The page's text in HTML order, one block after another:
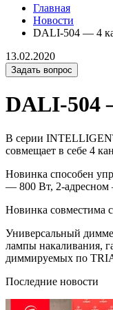
Главная
Новости
DALI-504 — 4
13.02.2020
Задать вопрос
DALI-504
В серии
совмещает в себе 4
Новинка способен
— 800 Вт, 2-адресном
Новинка совместима
Универсальный
лампы накаливания,
диммируемых по
Последние новости